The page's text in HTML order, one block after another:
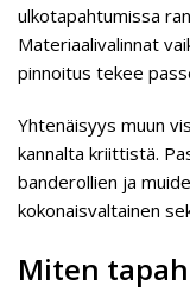
ulkotapahtumissa
Materiaalivalinnat
pinnoitus tekee
Yhtenäisyys muun
kannalta kriittistä.
banderollien ja
kokonaisvaltainen
Miten